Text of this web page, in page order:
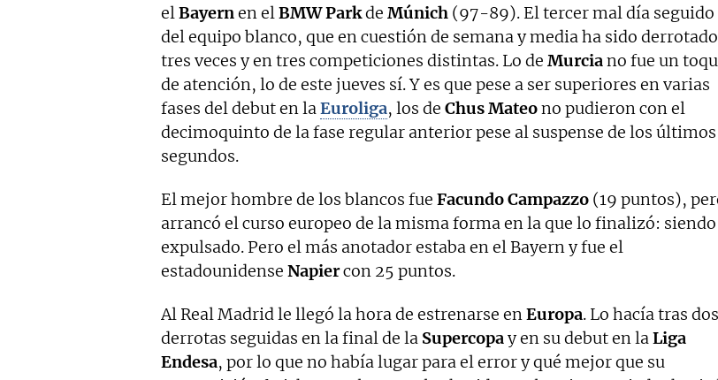
elBayernen elBMW Parkde Múnich (97-89). El tercer mal día seguido
del equipo blanco, que en cuestión de semana y media ha sido derrotado
tres veces y en tres competiciones distintas. Lo de Murciano fue un
de atención, lo de este jueves sí. Y es que pese a ser superiores en varias
fases del debut en laEuroliga, los de Chus Mateono pudieron con el
decimoquinto de la fase regular anterior pese al suspense de los últimos
segundos.
El mejor hombre de los blancos fue Facundo Campazzo (19 puntos),
arrancó el curso europeo de la misma forma en la que lo finalizó: siendo
expulsado. Pero el más anotador estaba en el Bayern y fue el
estadounidense Napiercon 25 puntos.
Al Real Madrid le llegó la hora de estrenarse enEuropa. Lo hacía tras dos
derrotas seguidas en la final de la Supercopay en su debut en laLiga
Endesa, por lo que no había lugar para el error y qué mejor que su